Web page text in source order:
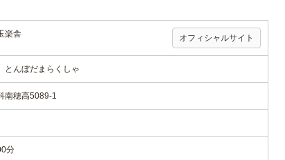
楽舎 オフィシャルサイト
んぼだまらくしゃ
南穂高5089-1
分